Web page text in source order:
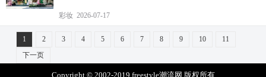
彩妆 2026-07-17
1 2 3 4 5 6 7 8 9 10
11
下一页
Copyright © 2002-2019 freestyle潮流网 版权所有